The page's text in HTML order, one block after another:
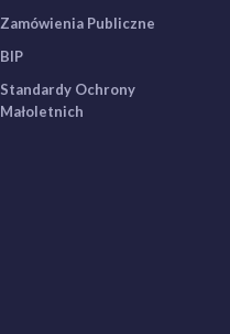
Zamówienia Publiczne
BIP
Standardy Ochrony
Małoletnich